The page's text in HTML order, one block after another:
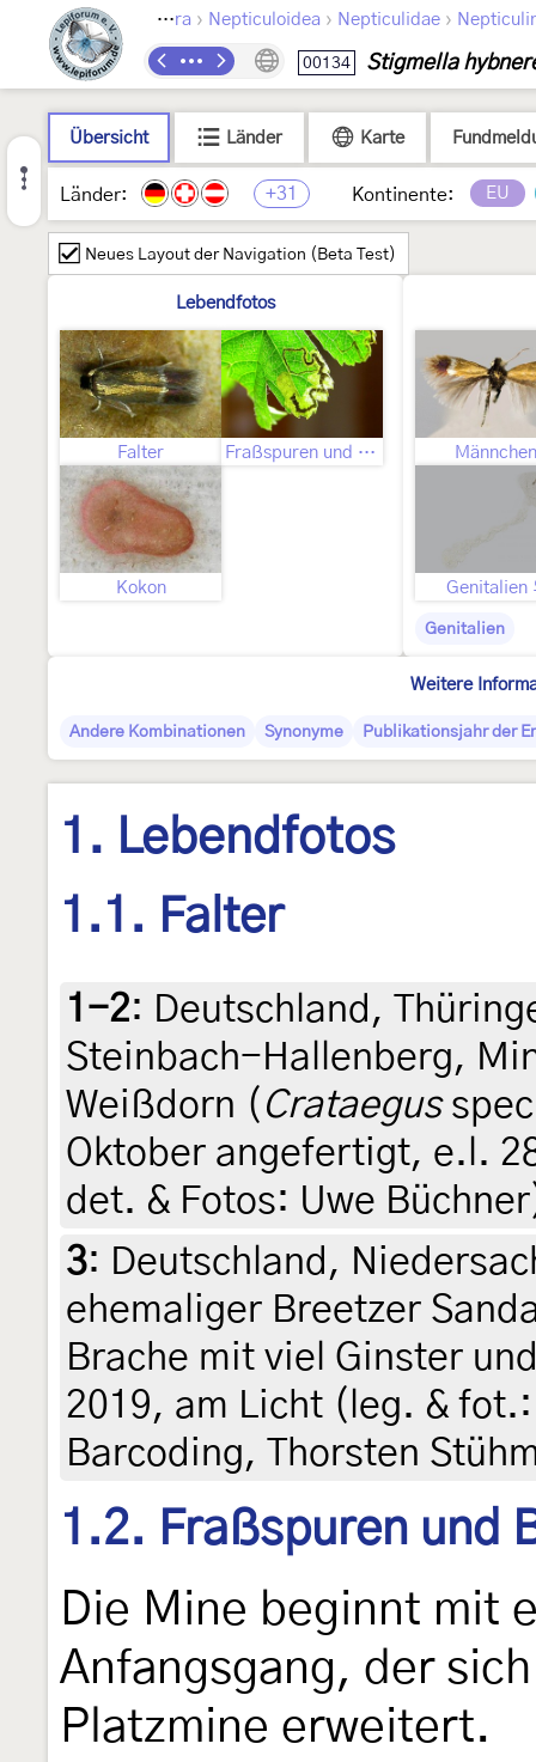
Lepidoptera › Nepticuloidea › Nepticulidae ›
00134 Stigmella
Übersicht Länder Karte
Länder: +31 Kontinente: EU
Neues Layout der Navigation (Beta Test)
Lebendfotos
Falter Fraßspuren und Befallsbild
Kokon
Männchen
Genitalien
Genitalien
Weitere
Andere Kombinationen Synonyme Publikationsjahr der
1. Lebendfotos
1.1. Falter
1-2: Deutschland,
Steinbach-Hallenberg,
Weißdorn ( Crataegus
Oktober angefertigt, e.l.
det. & Fotos: Uwe
3: Deutschland,
ehemaliger Breetzer
Brache mit viel Ginster
2019, am Licht (leg. &
Barcoding, Thorsten
1.2. Fraßspuren und
Die Mine beginnt mit
Anfangsgang, der
Platzmine erweitert.